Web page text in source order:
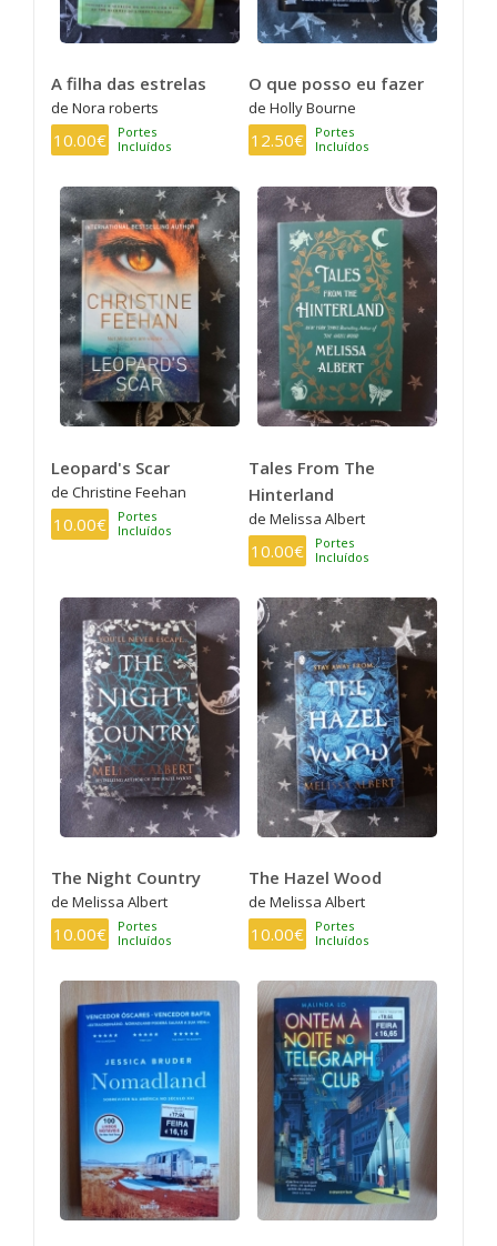
A filha das estrelas
de Nora roberts
10.00€
Portes
Incluídos
O que posso eu fazer
de Holly Bourne
12.50€
Portes
Incluídos
Leopard's Scar
de Christine Feehan
10.00€
Portes
Incluídos
Tales From The
Hinterland
de Melissa Albert
10.00€
Portes
Incluídos
The Night Country
de Melissa Albert
10.00€
Portes
Incluídos
The Hazel Wood
de Melissa Albert
10.00€
Portes
Incluídos